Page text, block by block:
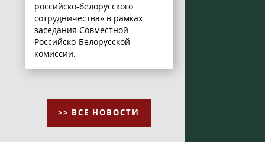
российско-белорусского
сотрудничества» в рамках
заседания Совместной
Российско-Белорусской
комиссии.
>> ВСЕ НОВОСТИ